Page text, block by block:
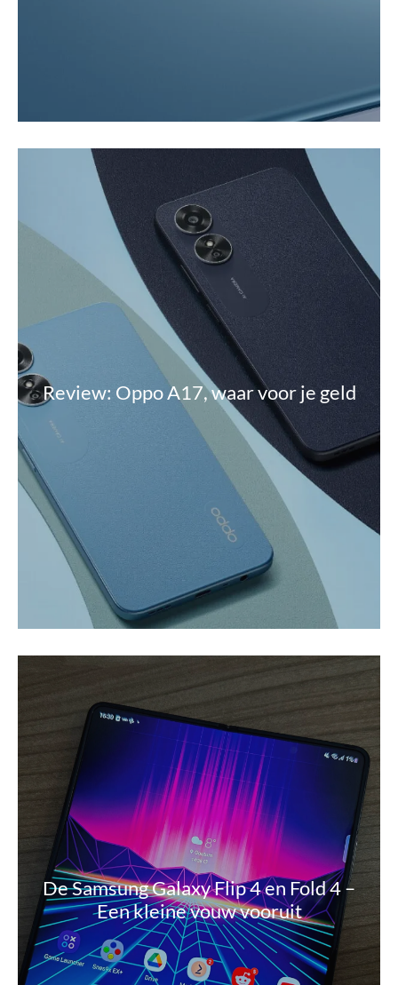
Review: Oppo A17, waar voor je geld
De Samsung Galaxy Flip 4 en Fold 4 –
Een kleine vouw vooruit